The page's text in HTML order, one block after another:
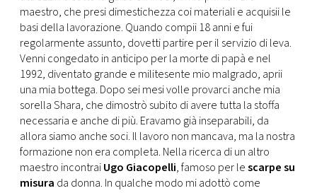
maestro, che presi dimestichezza coi materiali e acquisii le
basi della lavorazione. Quando compii 18 anni e fui
regolarmente assunto, dovetti partire per il servizio di leva.
Venni congedato in anticipo per la morte di papà e nel
1992, diventato grande e militesente mio malgrado, aprii
una mia bottega. Dopo sei mesi volle provarci anche mia
sorella Shara, che dimostrò subito di avere tutta la stoffa
necessaria e anche di più. Eravamo già inseparabili, da
allora siamo anche soci. Il lavoro non mancava, ma la nostra
formazione non era completa. Nella ricerca di un altro
maestro incontraiUgo Giacopelli, famoso per lescarpe su
misura da donna. In qualche modo mi adottò come